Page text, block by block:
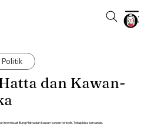
Politik
dan Kawan-
membuat Bung Hatta dan kawan-kawan terisolir. Tetap bisa bercanda.